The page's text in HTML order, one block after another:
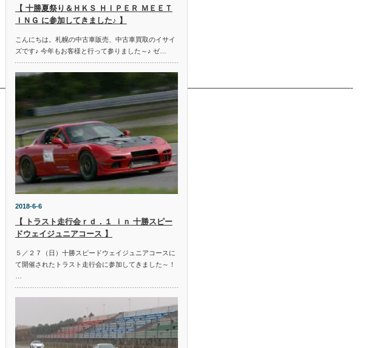
【 十勝夏祭り＆ＨＫＳ ＨＩＰＥＲ ＭＥＥＴ
ＩＮＧ に参加してきました♪ 】
こんにちは。札幌の中古車販売、中古車買取のイサイ
ズです♪ 今年もお客様と行って参りました～♪ ゼ…
2018-6-6
【 トラスト走行会ｒｄ．１ ｉｎ 十勝スピー
ドウェイジュニアコース 】
５／２７（日）十勝スピードウェイジュニアコースに
て開催されたトラスト走行会に参加してきました～！